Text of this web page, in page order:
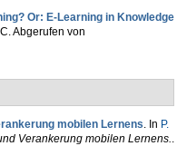
Or: E-Learning in Knowledge
Abgerufen von
mobilen Lernens. In P.
Verankerung mobilen Lernens..